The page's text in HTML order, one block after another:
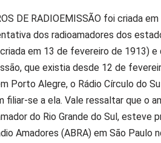
DE RADIOEMISSÃO foi criada
dos radioamadores dos
em 13 de fevereiro de 1913)
que existia desde 12 de
Porto Alegre, o Rádio Círculo do
filiar-se a ela. Vale ressaltar que o
do Rio Grande do Sul, esteve
Amadores (ABRA) em São Paulo